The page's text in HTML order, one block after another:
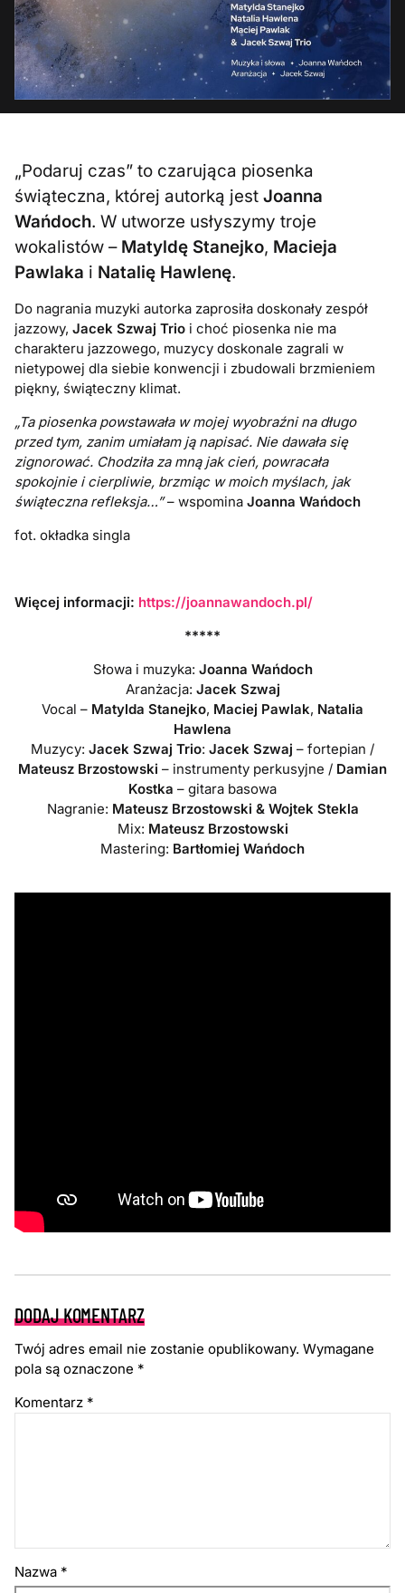
„Podaruj czas” to czarująca piosenka
świąteczna, której autorką jest Joanna
Wańdoch. W utworze usłyszymy troje
wokalistów – Matyldę Stanejko, Macieja
Pawlaka i Natalię Hawlenę.
Do nagrania muzyki autorka zaprosiła doskonały zespół
jazzowy,Jacek Szwaj Trio i choć piosenka nie ma
charakteru jazzowego, muzycy doskonale zagrali w
nietypowej dla siebie konwencji i zbudowali brzmieniem
piękny, świąteczny klimat.
„Ta piosenka powstawała w mojej wyobraźni na długo
przed tym, zanim umiałam ją napisać. Nie dawała się
zignorować. Chodziła za mną jak cień, powracała
spokojnie i cierpliwie, brzmiąc w moich myślach, jak
świąteczna refleksja…”– wspominaJoanna Wańdoch
fot. okładka singla
Więcej informacji: https://joannawandoch.pl/
*****
Słowa i muzyka: Joanna Wańdoch
Aranżacja: Jacek Szwaj
Vocal – Matylda Stanejko, Maciej Pawlak, Natalia
Hawlena
Muzycy: Jacek Szwaj Trio: Jacek Szwaj – fortepian /
Mateusz Brzostowski – instrumenty perkusyjne / Damian
Kostka – gitara basowa
Nagranie: Mateusz Brzostowski & Wojtek Stekla
Mix: Mateusz Brzostowski
Mastering: Bartłomiej Wańdoch
DODAJ KOMENTARZ
Twój adres email nie zostanie opublikowany. Wymagane
pola są oznaczone *
Komentarz *
Nazwa *